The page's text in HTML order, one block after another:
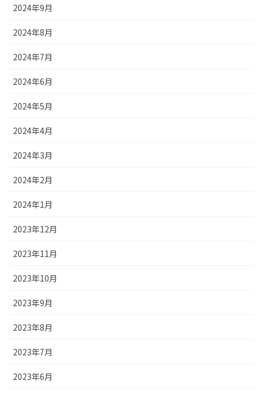
2024年9月
2024年8月
2024年7月
2024年6月
2024年5月
2024年4月
2024年3月
2024年2月
2024年1月
2023年12月
2023年11月
2023年10月
2023年9月
2023年8月
2023年7月
2023年6月